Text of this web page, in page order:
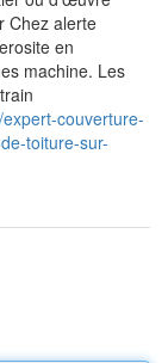
Chez alerte
en
machine. Les
couverture-
toiture-sur-